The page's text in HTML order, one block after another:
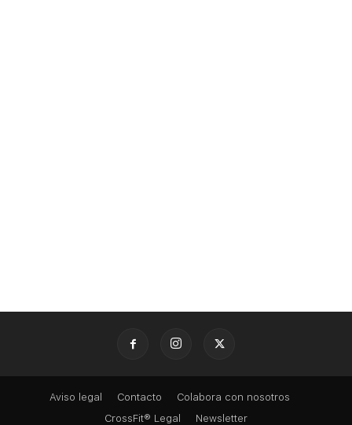
Aviso legal Contacto
Colabora con nosotros
CrossFit® Legal
Newsletter